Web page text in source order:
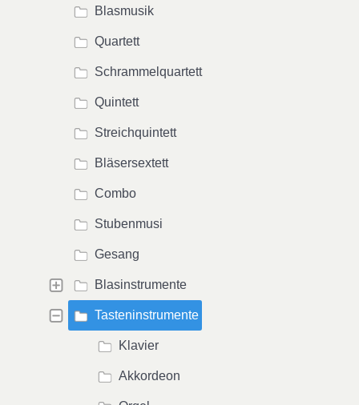
Blasmusik
Quartett
Schrammelquartett
Quintett
Streichquintett
Bläsersextett
Combo
Stubenmusi
Gesang
Blasinstrumente
Tasteninstrumente
Klavier
Akkordeon